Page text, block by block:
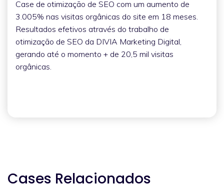
Case de otimização de SEO com um aumento de
3.005% nas visitas orgânicas do site em 18 meses.
Resultados efetivos através do trabalho de
otimização de SEO da DIVIA Marketing Digital,
gerando até o momento + de 20,5 mil visitas
orgânicas.
Cases Relacionados